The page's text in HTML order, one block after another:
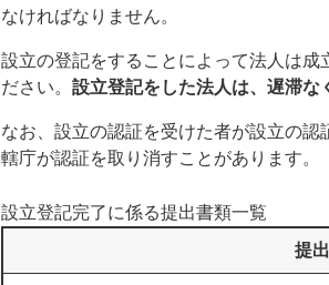
なければなりません。
設立の登記をすることによって法人は成
ださい。 設立登記をした法人は、遅滞な
なお、設立の認証を受けた者が設立の
轄庁が認証を取り消すことがあります。
設立登記完了に係る提出書類一覧
提